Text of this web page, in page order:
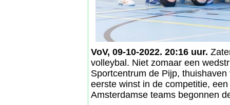
VoV, 09-10-2022. 20:16 uur.
volleybal. Niet zomaar een
Sportcentrum de Pijp,
eerste winst in de competitie,
Amsterdamse teams begonnen